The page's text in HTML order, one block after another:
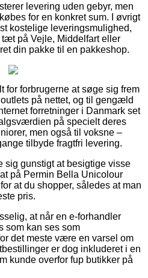
levering uden gebyr, men
for en konkret sum. I øvrigt
kostelige leveringsmulighed,
på Vejle, Middelfart eller
din pakke til en pakkeshop.
for forbrugerne at søge sig frem
på nettet, og til gengæld
forretninger i Danmark set
på specielt deres
men også til voksne –
tilbyde fragtfri levering.
sig gunstigt at besigtige visse
på Permin Bella Unicolour
at du shopper, således at man
pris.
at når en e-forhandler
som kan ses som
det meste være en varsel om
er dog inkluderet i en
kunde overfor fup butikker på